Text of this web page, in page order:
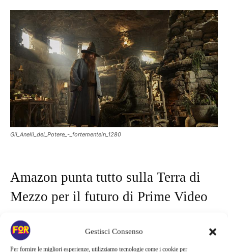
Gestisci Consenso
Per fornire le migliori esperienze, utilizziamo tecnologie come i cookie per
Gli_Anelli_del_Potere_-_fortementein_1280
Amazon punta tutto sulla Terra di
Mezzo per il futuro di Prime Video
Alla guida della terza stagione torneranno ancora gli showrunner
J. D. Payne
Patrick McKay, insieme alla produttrice esecutiva
Charlotte Brändström. Amazon sembra intenzionata a